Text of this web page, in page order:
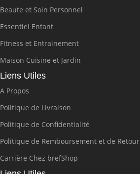
Beaute et Soin Personnel
Essentiel Enfant
Fitness et Entrainement
Maison Cuisine et Jardin
Liens Utiles
A Propos
Politique de Livraison
Politique de Confidentialité
Politique de Remboursement et de Retour
Carrière Chez brefShop